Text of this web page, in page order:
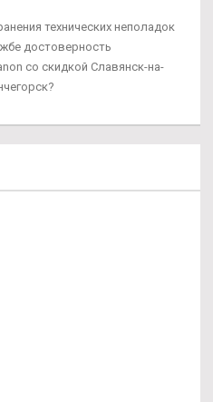
технических неполадок
достоверность
со скидкой Славянск-на-